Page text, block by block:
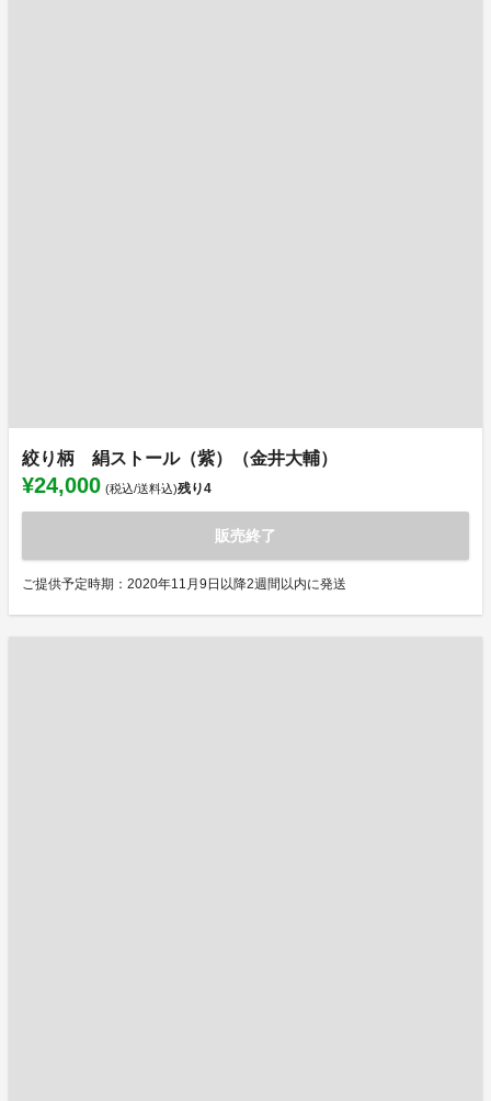
絞り柄 絹ストール（紫）（金井大輔）
¥24,000 (税込/送料込)残り4
販売終了
ご提供予定時期：2020年11月9日以降2週間以内に発送